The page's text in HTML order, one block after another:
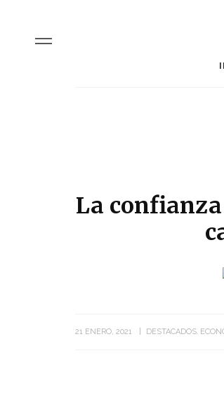
La
21 ENERO, 2021 DESTACADOS